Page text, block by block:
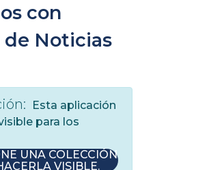
con
Noticias
Esta aplicación
para los
UNA COLECCIÓN
VISIBLE.